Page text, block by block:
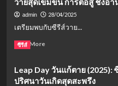
admin 28/04/2025
เตรียมพบกับซีรีส์วาย...
Read MoreRead
ข้าม
ฟ้า
ซีรีส์
Leap Day วันแก้ตาย
ปริศนาวันเกิดสุดสะพรึง